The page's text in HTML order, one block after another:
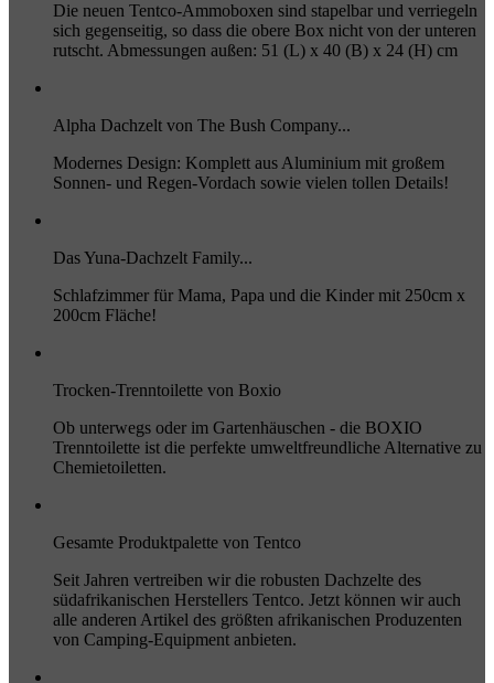
Die neuen Tentco-Ammoboxen sind stapelbar und verriegeln
sich gegenseitig, so dass die obere Box nicht von der unteren
rutscht. Abmessungen außen: 51 (L) x 40 (B) x 24 (H) cm
Alpha Dachzelt von The Bush Company...
Modernes Design: Komplett aus Aluminium mit großem
Sonnen- und Regen-Vordach sowie vielen tollen Details!
Das Yuna-Dachzelt Family...
Schlafzimmer für Mama, Papa und die Kinder mit 250cm x
200cm Fläche!
Trocken-Trenntoilette von Boxio
Ob unterwegs oder im Gartenhäuschen - die BOXIO
Trenntoilette ist die perfekte umweltfreundliche Alternative zu
Chemietoiletten.
Gesamte Produktpalette von Tentco
Seit Jahren vertreiben wir die robusten Dachzelte des
südafrikanischen Herstellers Tentco. Jetzt können wir auch
alle anderen Artikel des größten afrikanischen Produzenten
von Camping-Equipment anbieten.